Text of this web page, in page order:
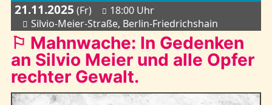
21.11.2025 (Fr)
18:00 Uhr
Silvio-Meier-Straße, Berlin-Friedrichshain
⚐ Mahnwache: In Gedenken
an Silvio Meier und alle Opfer
rechter Gewalt.